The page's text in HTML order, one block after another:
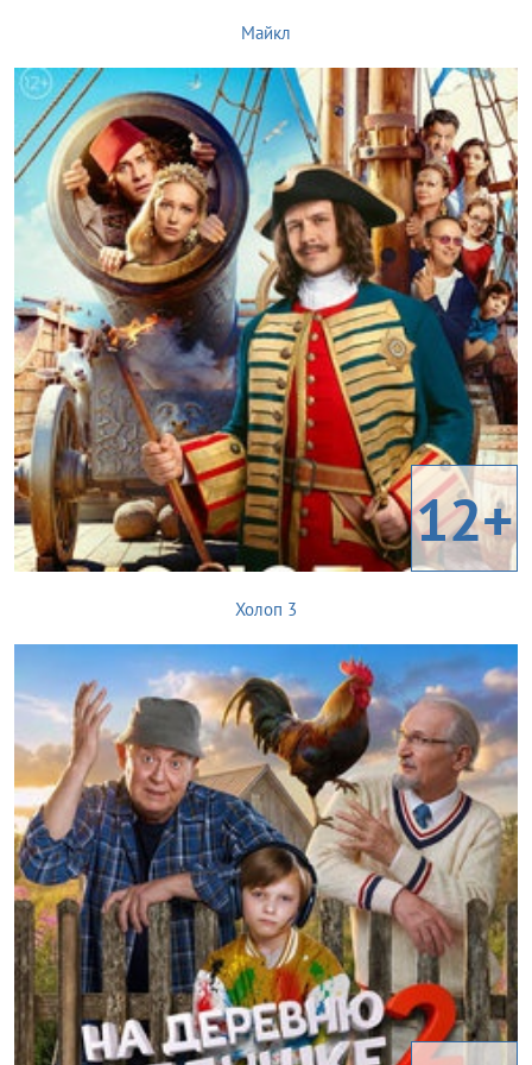
Майкл
12+
Холоп 3